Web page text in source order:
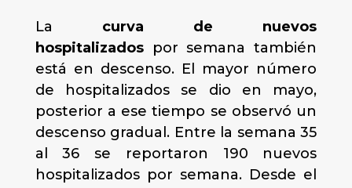
La curva de nuevos
hospitalizadospor semana también
está en descenso. El mayor número
de hospitalizados se dio en mayo,
posterior a ese tiempo se observó un
descenso gradual. Entre la semana 35
al 36 se reportaron 190 nuevos
hospitalizados por semana. Desde el